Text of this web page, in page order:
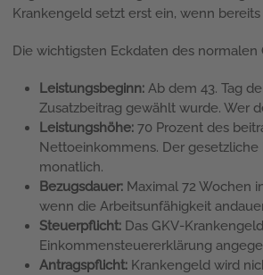
Krankengeld setzt erst ein, wenn
Die wichtigsten Eckdaten des
Leistungsbeginn: Ab dem 43. Tag
Zusatzbeitrag gewählt wurde. Wer
Leistungshöhe: 70 Prozent des
Nettoeinkommens. Der gesetzliche
monatlich.
Bezugsdauer: Maximal 72 Wochen
wenn die Arbeitsunfähigkeit
Steuerpflicht: Das GKV-
Einkommensteuererklärung
Antragspflicht: Krankengeld wird